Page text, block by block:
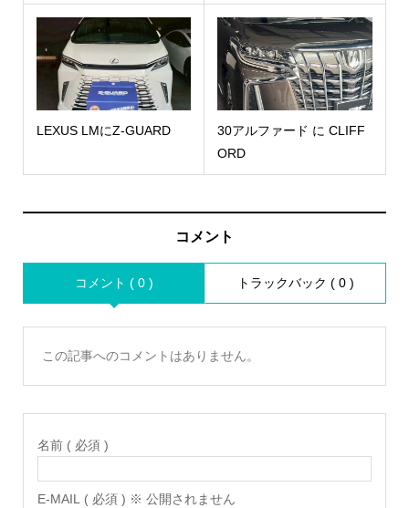
LEXUS LMにZ-GUARD
30アルファード に CLIFF
ORD
コメント
コメント ( 0 ) トラックバック ( 0 )
この記事へのコメントはありません。
名前 ( 必須 )
E-MAIL ( 必須 ) ※ 公開されません